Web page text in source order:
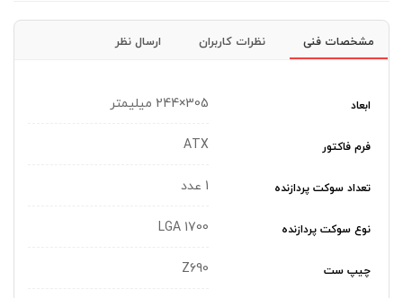
مشخصات فنی نظرات کاربران ارسال نظر
ابعاد 305×244 میلیمتر
فرم فاکتور ATX
تعداد سوکت پردازنده 1 عدد
نوع سوکت پردازنده LGA 1700
چیپ ست Z690